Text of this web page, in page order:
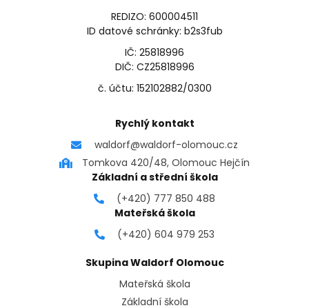
REDIZO: 600004511
ID datové schránky: b2s3fub
IČ: 25818996
DIČ: CZ25818996
č. účtu: 152102882/0300
Rychlý kontakt
waldorf@waldorf-olomouc.cz
Tomkova 420/48, Olomouc Hejčín
Základní a střední škola
(+420) 777 850 488
Mateřská škola
(+420) 604 979 253
Skupina Waldorf Olomouc
Mateřská škola
Základní škola